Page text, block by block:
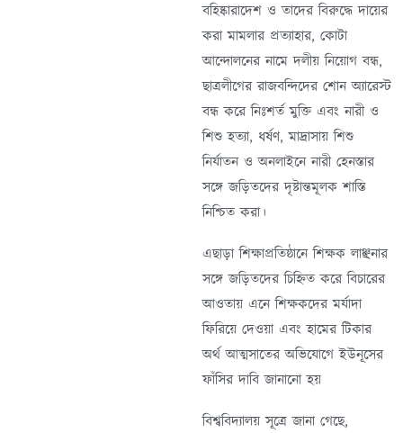
বহিষ্কারাদেশ ও তাদের বিরুদ্ধে দায়ের
করা মামলার প্রত্যাহার, কোটা
আন্দোলনের নামে দলীয় নিয়োগ বন্ধ,
ছাত্রলীগের রাজবন্দিদের শোন অ্যারেস্ট
বন্ধ করে নিঃশর্ত মুক্তি এবং নারী ও
শিশু হত্যা, ধর্ষণ, মাদ্রাসায় শিশু
নির্যাতন ও অনলাইনে নারী হেনস্তার
সঙ্গে জড়িতদের দৃষ্টান্তমূলক শাস্তি
নিশ্চিত করা।
এছাড়া শিক্ষাপ্রতিষ্ঠানে শিক্ষক লাঞ্ছনার
সঙ্গে জড়িতদের চিহ্নিত করে বিচারের
আওতায় এনে শিক্ষকদের মর্যাদা
ফিরিয়ে দেওয়া এবং হামের টিকার
অর্থ আত্মসাতের অভিযোগে ইউনূসের
ফাঁসির দাবি জানানো হয়
বিশ্ববিদ্যালয় সূত্রে জানা গেছে,